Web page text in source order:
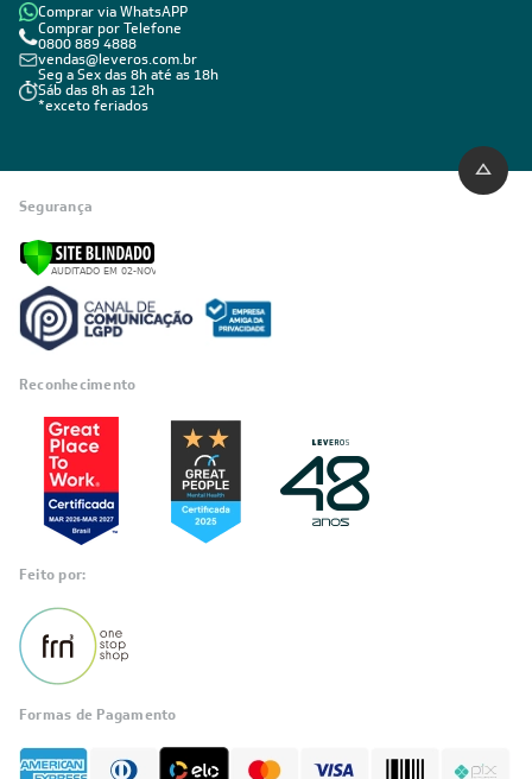
Comprar via WhatsAPP
Comprar por Telefone
0800 889 4888
vendas@leveros.com.br
Seg a Sex das 8h até as 18h
Sáb das 8h as 12h
*exceto feriados
Segurança
Reconhecimento
Feito por:
Formas de Pagamento
Fale com a LIA